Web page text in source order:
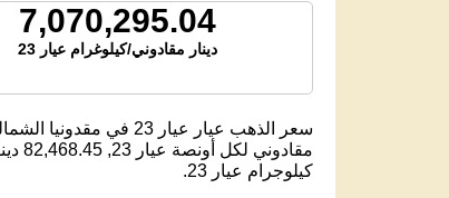
7,070,295.04
دينار مقادوني/كيلوغرام عيار 23
سعر الذهب عيار عيار 23 في مقدونيا الشمالية هو
مقادوني لكل أونصة عيار 23,
82,468.45
كيلوجرام عيار 23.